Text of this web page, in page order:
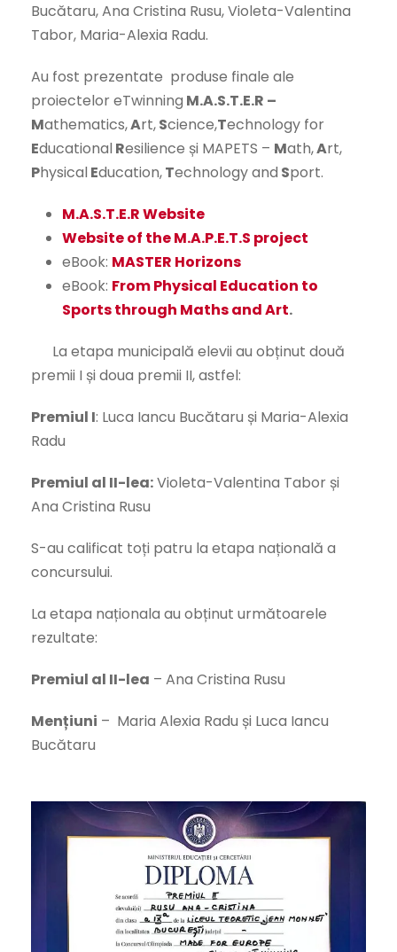
Bucătaru, Ana Cristina Rusu, Violeta-Valentina
Tabor, Maria-Alexia Radu.
Au fost prezentate produse finale ale
proiectelor eTwinning M.A.S.T.E.R –
Mathematics,Art,Science,Technology for
Educational Resilience și MAPETS – Math,Art,
Physical Education,Technology and Sport.
M.A.S.T.E.R Website
Website of the M.A.P.E.T.S project
eBook: MASTER Horizons
eBook: From Physical Education to
Sports through Maths and Art.
La etapa municipală elevii au obținut două
premii I și doua premii II, astfel:
Premiul I: Luca Iancu Bucătaru și Maria-Alexia
Radu
Premiul al II-lea:Violeta-Valentina Tabor și
Ana Cristina Rusu
S-au calificat toți patru la etapa națională a
concursului.
La etapa naționala au obținut următoarele
rezultate:
Premiul al II-lea – Ana Cristina Rusu
Mențiuni – Maria Alexia Radu și Luca Iancu
Bucătaru